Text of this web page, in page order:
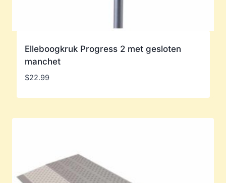
Elleboogkruk Progress 2 met gesloten
manchet
$22.99